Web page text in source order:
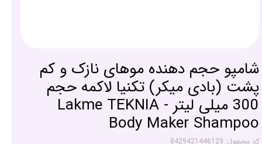
شامپو حجم دهنده موهای نازک و کم
پشت (بادی میکر) تکنیا لاکمه حجم
300 میلی لیتر - Lakme TEKNIA
Body Maker Shampoo
کد محصول: 8429421446129